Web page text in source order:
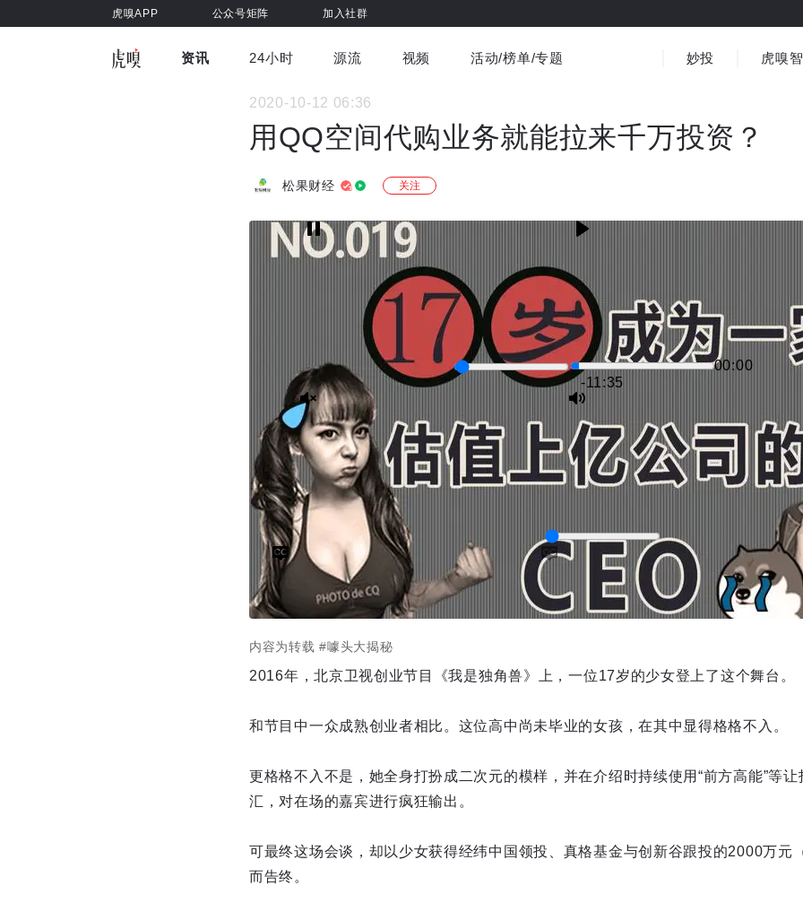
虎嗅APP 公众号矩阵 加入社群
资讯
车与出行
健康 书影音 医疗 3C数码 观点
24小时 源流 视频
虎嗅视界
活动/榜单/专题 妙投 虎嗅
2020-10-12 06:36
用QQ空间代购业务就能拉来千万投资？
松果财经 关注
00:00
-11:34
内容为转载 #噱头大揭秘
2016年，北京卫视创业节目《我是独角兽》上，一位17岁的少女登上了这个舞台。
和节目中一众成熟创业者相比。这位高中尚未毕业的女孩，在其中显得格格不入。
更格格不入不是，她全身打扮成二次元的模样，并在介绍时持续使用“前方高能”等
汇，对在场的嘉宾进行疯狂输出。
可最终这场会谈，却以少女获得经纬中国领投、真格基金与创新谷跟投的2000万元
而告终。